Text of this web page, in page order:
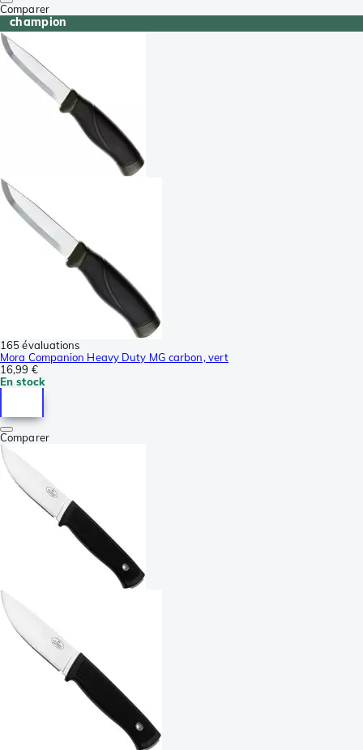
Comparer
champion
165 évaluations
Mora Companion Heavy Duty MG carbon, vert
16,99 €
En stock
Comparer